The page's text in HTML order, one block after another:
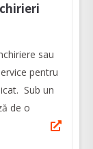
sau
pentru
Sub un
de o